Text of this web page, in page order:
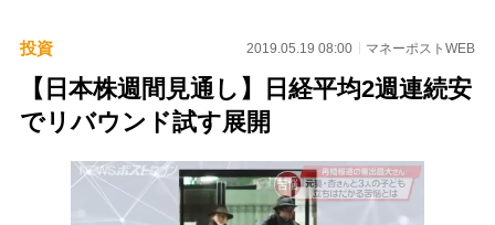
投資 2019.05.19 08:00 マネーポストWEB
【日本株週間見通し】日経平均2週連続安
でリバウンド試す展開